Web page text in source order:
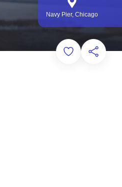
Navy Pier, Chicago
Add to